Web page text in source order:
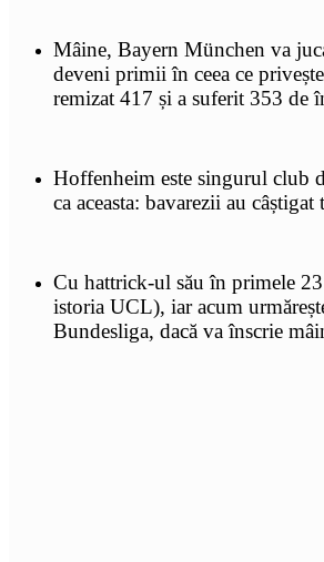
Mâine, Bayern München va
deveni primii în ceea ce
remizat 417 și a suferit 353 de
Hoffenheim este singurul club
ca aceasta: bavarezii au
Cu hattrick-ul său în primele
istoria UCL), iar acum
Bundesliga, dacă va înscrie